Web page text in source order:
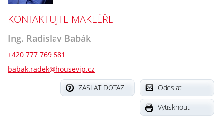
KONTAKTUJTE MAKLÉŘE
Ing. Radislav Babák
+420 777 769 581
babak.radek@housevip.cz
Odeslat
ZASLAT DOTAZ
Vytisknout